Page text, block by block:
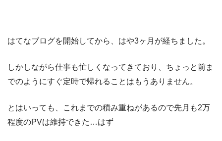
はてなブログを開始してから、はや3ヶ月が経ちました。
しかしながら仕事も忙しくなってきており、ちょっと前ま
でのようにすぐ定時で帰れることはもうありません。
とはいっても、これまでの積み重ねがあるので先月も2万
程度のPVは維持できた…はず